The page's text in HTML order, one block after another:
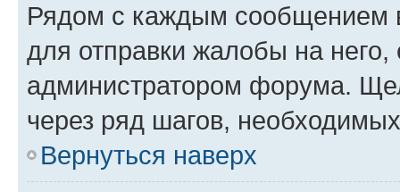
Рядом с каждым сообщением
для отправки жалобы на
администратором форума.
через ряд шагов,
Вернуться наверх